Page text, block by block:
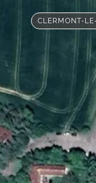
CLERMONT-